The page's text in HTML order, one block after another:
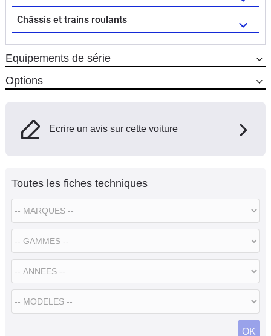
Châssis et trains roulants
Equipements de série
Options
Ecrire un avis sur cette voiture
Toutes les fiches techniques